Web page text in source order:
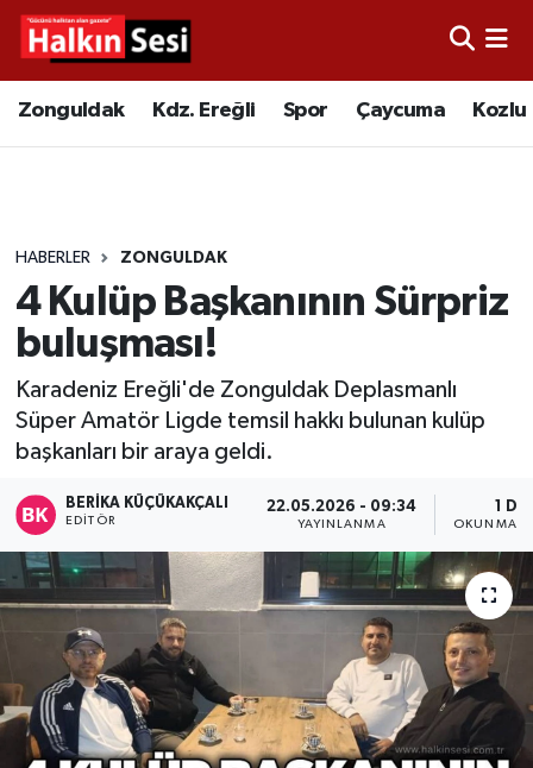
Zonguldak Kdz. Ereğli Spor Çaycuma Kozlu
HABERLER ZONGULDAK
4 Kulüp Başkanının Sürpriz
buluşması!
Karadeniz Ereğli'de Zonguldak Deplasmanlı
Süper Amatör Ligde temsil hakkı bulunan kulüp
başkanları bir araya geldi.
BERIKA KÜÇÜKAKÇALI
EDITÖR
22.05.2026 - 09:34
YAYINLANMA
1 DK
OKUNMA
Video
Çaycuma
Alaplı
Asayiş
Bartın
Karabük
Devrek
Bolu
ÇEVRE
BİLİM VE TEKNOLOJİ
Merkez Hava Durumu
Tüm Manşetler
Son Dakika Haberleri
Haber Arşivi